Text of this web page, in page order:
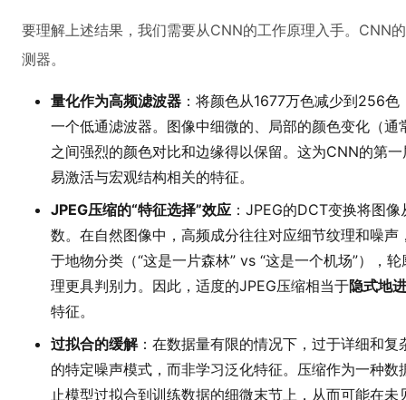
要理解上述结果，我们需要从CNN的工作原理入手。CNN
测器。
量化作为高频滤波器 ：将颜色从1677万色减少到256
一个低通滤波器。图像中细微的、局部的颜色变化（
之间强烈的颜色对比和边缘得以保留。这为CNN的第
易激活与宏观结构相关的特征。
JPEG压缩的“特征选择”效应 ：JPEG的DCT变换将图
数。在自然图像中，高频成分往往对应细节纹理和噪
于地物分类（“这是一片森林” vs “这是一个机场”），
理更具判别力。因此，适度的JPEG压缩相当于隐式地
特征。
过拟合的缓解：在数据量有限的情况下，过于详细和
的特定噪声模式，而非学习泛化特征。压缩作为一种数
止模型过拟合到训练数据的细微末节上，从而可能在